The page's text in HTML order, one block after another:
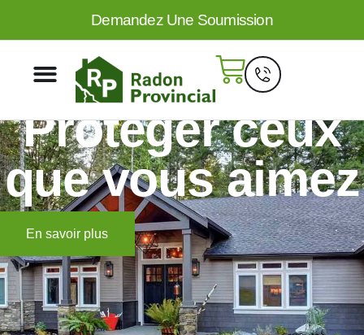
Demandez Une Soumission
Mesure et atténuation du radon
Protéger ceux
que vous aimez
En savoir plus